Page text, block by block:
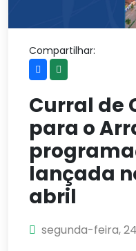
Compartilhar:
Curral de
para o
lançada
abril
segunda-feira,